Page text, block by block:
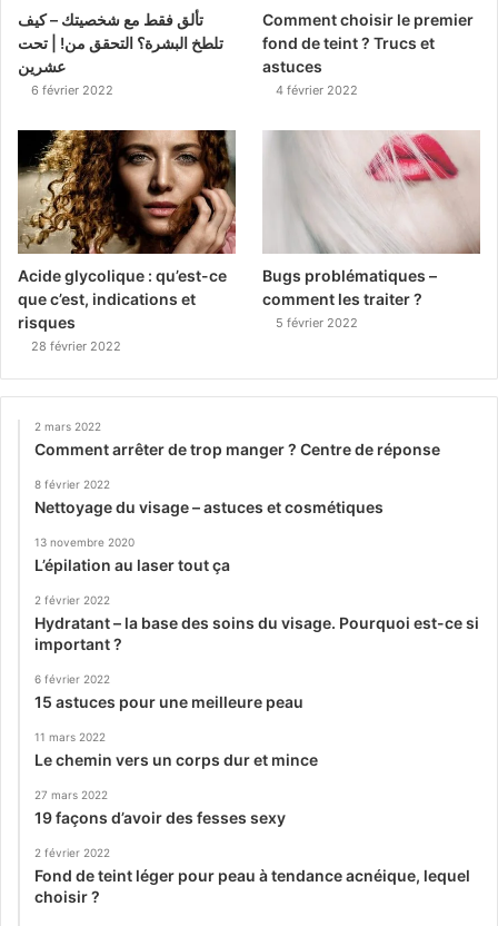
تألق فقط مع شخصيتك – كيف
تلطخ البشرة؟ التحقق من! | تحت
عشرين
6 février 2022
Comment choisir le premier
fond de teint ? Trucs et
astuces
4 février 2022
Acide glycolique : qu’est-ce
que c’est, indications et
risques
28 février 2022
Bugs problématiques –
comment les traiter ?
5 février 2022
2 mars 2022
Comment arrêter de trop manger ? Centre de réponse
8 février 2022
Nettoyage du visage – astuces et cosmétiques
13 novembre 2020
L’épilation au laser tout ça
2 février 2022
Hydratant – la base des soins du visage. Pourquoi est-ce si
important ?
6 février 2022
15 astuces pour une meilleure peau
11 mars 2022
Le chemin vers un corps dur et mince
27 mars 2022
19 façons d’avoir des fesses sexy
2 février 2022
Fond de teint léger pour peau à tendance acnéique, lequel
choisir ?